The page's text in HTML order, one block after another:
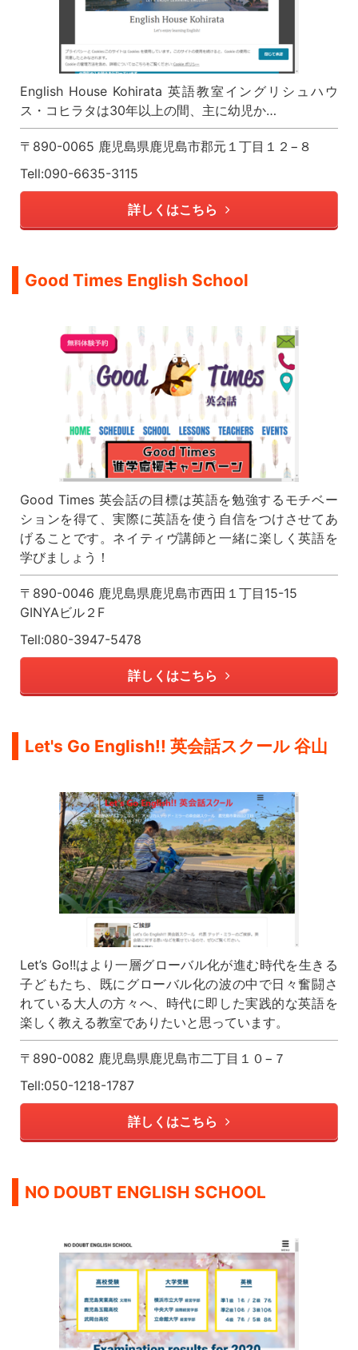
English House Kohirata 英語教室イングリシュハウ
ス・コヒラタは30年以上の間、主に幼児か…
〒890-0065 鹿児島県鹿児島市郡元１丁目１２−８
Tell:090-6635-3115
詳しくはこちら
Good Times English School
Good Times 英会話の目標は英語を勉強するモチベー
ションを得て、実際に英語を使う自信をつけさせてあ
げることです。ネイティヴ講師と一緒に楽しく英語を
学びましょう！
〒890-0046 鹿児島県鹿児島市西田１丁目15-15
GINYAビル２F
Tell:080-3947-5478
詳しくはこちら
Let's Go English!! 英会話スクール 谷山
Let’s Go!!はより一層グローバル化が進む時代を生きる
子どもたち、既にグローバル化の波の中で日々奮闘さ
れている大人の方々へ、時代に即した実践的な英語を
楽しく教える教室でありたいと思っています。
〒890-0082 鹿児島県鹿児島市二丁目１０−７
Tell:050-1218-1787
詳しくはこちら
NO DOUBT ENGLISH SCHOOL